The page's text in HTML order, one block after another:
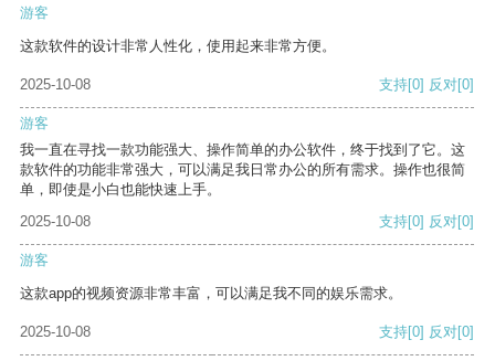
游客
这款软件的设计非常人性化，使用起来非常方便。
2025-10-08 支持[0] 反对[0]
游客
我一直在寻找一款功能强大、操作简单的办公软件，终于找到了它。这
款软件的功能非常强大，可以满足我日常办公的所有需求。操作也很简
单，即使是小白也能快速上手。
2025-10-08
支持[0] 反对[0]
游客
这款app的视频资源非常丰富，可以满足我不同的娱乐需求。
2025-10-08 支持[0] 反对[0]